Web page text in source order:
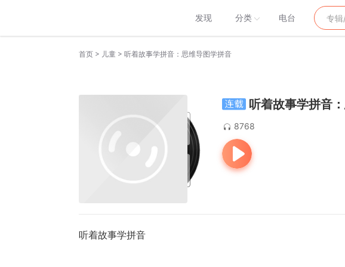
发现 分类 电台
首页 > 儿童 > 听着故事学拼音：思维导图学拼音
听着故事学拼音
8768
听着故事学拼音